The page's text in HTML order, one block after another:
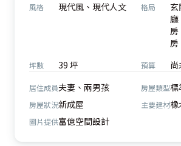
風格 現代風、現代人文 格局
玄
廳
房
房
坪數 39 坪 預算
居住成員夫妻、兩男孩 房屋類型標
房屋狀況新成屋 主要建材
圖片提供富億空間設計